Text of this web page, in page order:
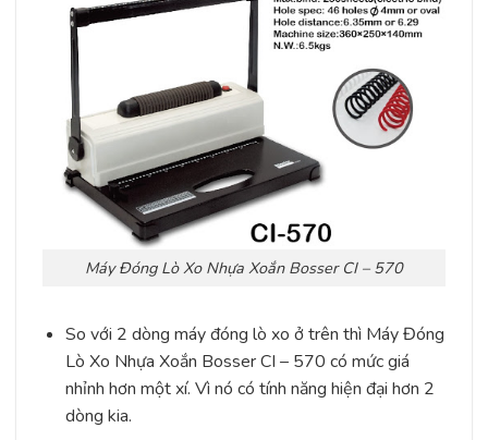
Máy Đóng Lò Xo Nhựa Xoắn Bosser CI – 570
So với 2 dòng máy đóng lò xo ở trên thì Máy Đóng
Lò Xo Nhựa Xoắn Bosser CI – 570 có mức giá
nhỉnh hơn một xí. Vì nó có tính năng hiện đại hơn 2
dòng kia.